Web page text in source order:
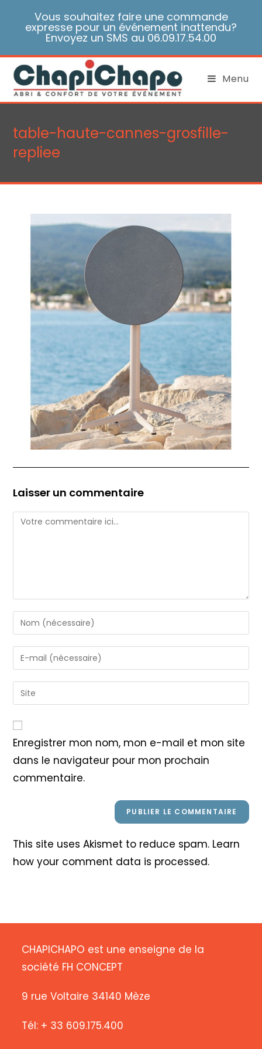
Vous souhaitez faire une commande
expresse pour un événement inattendu?
Envoyez un SMS au 06.09.17.54.00
Menu
table-haute-cannes-grosfille-
repliee
Laisser un commentaire
Comment
Enter
your
name
or
to
comment
Enter
your
email
address
Saisir
l’URL
votre
site
(facultatif)
Enregistrer mon nom, mon e-mail et mon site
dans le navigateur pour mon prochain
commentaire.
This site uses Akismet to reduce spam. Learn
how your comment data is processed.
CHAPICHAPO est une enseigne de la
société FH CONCEPT
9 rue Voltaire 34140 Mèze
Tél: + 33 609.175.400